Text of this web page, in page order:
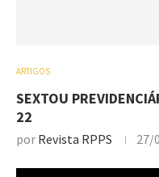
ARTIGOS
SEXTOU
22
por Revista RPPS 27/